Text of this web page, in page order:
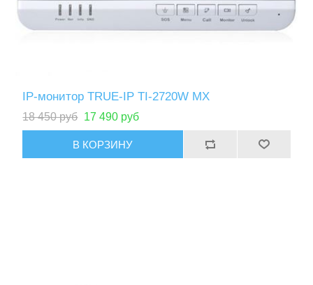
IP-монитор TRUE-IP TI-2720W MX
18 450 руб 17 490 руб